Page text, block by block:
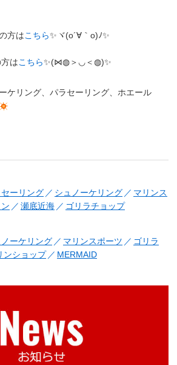
方はこちら✨ヾ(o´∀｀o)ﾉ✨
はこちら✨(⋈◍＞◡＜◍)✨
ケリング、パラセーリング、ホエール
ーリング シュノーケリング
マリンス
瀬底近海 ゴリラチョップ
ーケリング マリンスポーツ
ゴリラ
ンショップ MERMAID